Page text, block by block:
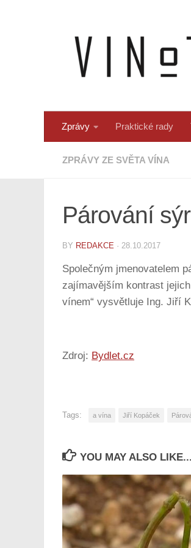
Zprávy Praktické rady
ZPRÁVY ZE SVĚTA VÍNA
Párování
BY REDAKCE · 28.10.2017
Společným jmenovatelem
zajímavějším kontrast
vínem“ vysvětluje Ing. Jiří
Zdroj: Bydlet.cz
Tags: a vína Jiří Kopáček
YOU MAY ALSO LIKE...